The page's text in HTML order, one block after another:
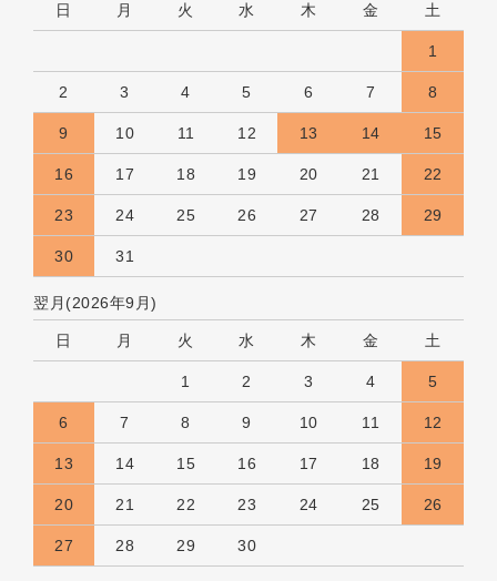
日 月 火 水 木 金 土
1
2 3 4 5 6 7 8
9 10 11 12 13 14 15
16 17 18 19 20 21 22
23 24 25 26 27 28 29
30 31
翌月(2026年9月)
日 月 火 水 木 金 土
1 2 3 4 5
6 7 8 9 10 11 12
13 14 15 16 17 18 19
20 21 22 23 24 25 26
27 28 29 30